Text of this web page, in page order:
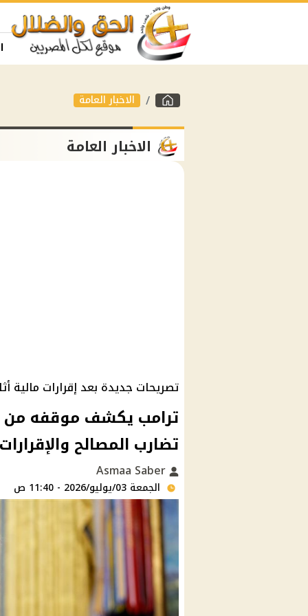
الاخبار العامة
الاخبار العامة
تصريحات جديدة بعد إقرارات مالية
ترامب يكشف موقفه من
تضارب المصالح
الجمعة 03/يوليو/2026 - 11:40 ص